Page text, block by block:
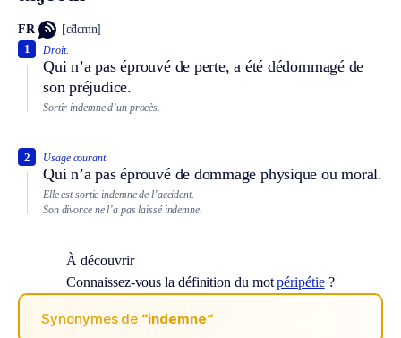
FR [ɛ̃dɛmn]
Droit.
Qui n’a pas éprouvé de perte, a été dédommagé de
son préjudice.
1
Sortir indemne d’un procès.
Usage courant.
Qui n’a pas éprouvé de dommage physique ou moral.
2
Elle est sortie indemne de l’accident.
Son divorce ne l’a pas laissé indemne.
À découvrir
Connaissez-vous la définition du motpéripétie?
Synonymes de “indemne“